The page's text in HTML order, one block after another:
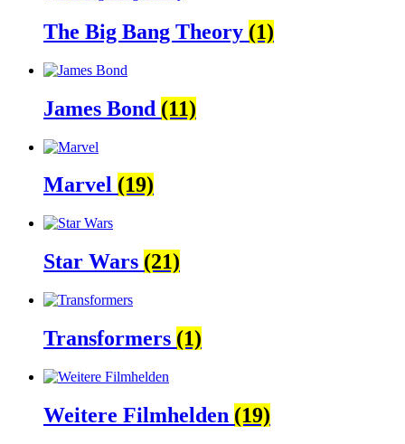
The Big Bang Theory (1)
James Bond (11)
Marvel (19)
Star Wars (21)
Transformers (1)
Weitere Filmhelden (19)